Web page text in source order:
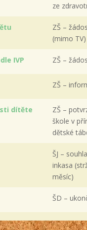
ze
ZŠ –
(mimo TV)
IVP ZŠ –
ZŠ –
dítěte
ZŠ –
škole v
dětské
ŠJ –
inkasa
měsíc)
ŠD –